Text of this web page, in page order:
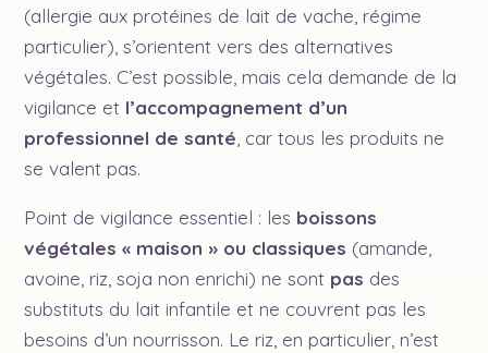
(allergie aux protéines de lait de vache, régime
particulier), s’orientent vers des alternatives
végétales. C’est possible, mais cela demande de la
vigilance et l’accompagnement d’un
professionnel de santé , car tous les produits ne
se valent pas.
Point de vigilance essentiel : les boissons
végétales « maison » ou classiques (amande,
avoine, riz, soja non enrichi) ne sont pas des
substituts du lait infantile et ne couvrent pas les
besoins d’un nourrisson. Le riz, en particulier, n’est